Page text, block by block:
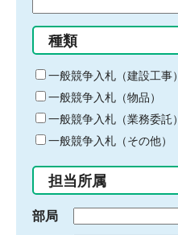
る
キ
ー
ワ
ー
ド
入
力
種類
一般競争入札（建設工事）
一般競争入札（物品）
一般競争入札（業務委託）
一般競争入札（その他）
担当所属
部局